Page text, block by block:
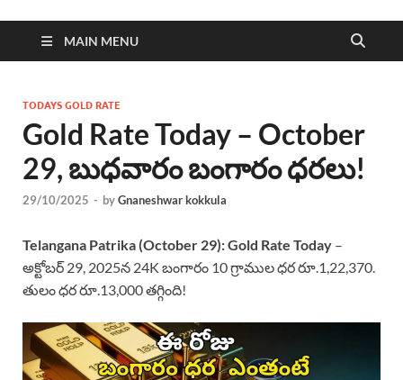
Telanganapatrika
,Latest Telangana News, Rajanna Sircilla News, Telangana
Breaking News, Telugu Newspaper Online, Today Telugu News,
తెలుగు వార్తలు , బ్రేకింగ్ న్యూస్ తెలుగులో , తెలంగాణ లో తాజా అప్‌డేట్స్ ,
తెలుగు న్యూస్ పేపర్
MAIN MENU
TODAYS GOLD RATE
Gold Rate Today – October
29, బుధవారం బంగారం ధరలు!
29/10/2025 - byGnaneshwar kokkula
Telangana Patrika (October 29):Gold Rate Today –
అక్టోబర్ 29, 2025న 24K బంగారం 10 గ్రాముల ధర రూ.1,22,370.
తులం ధర రూ.13,000 తగ్గింది!